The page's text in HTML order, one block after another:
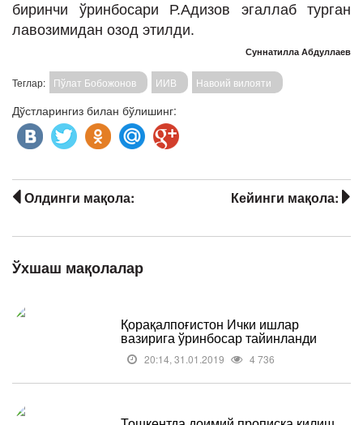
биринчи ўринбосари Р.Адизов эгаллаб турган
лавозимидан озод этилди.
Суннатилла Абдуллаев
Теглар: Пўлат Бобожонов ИИВ Навоий вилояти
Дўстларингиз билан бўлишинг:
Кейинги мақола:
Олдинги мақола:
Ўхшаш мақолалар
Қорақалпоғистон Ички ишлар
вазирига ўринбосар тайинланди
20:14, 31.01.2019 4 736